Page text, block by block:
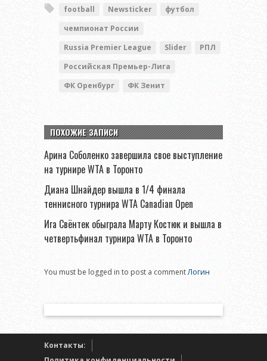
football Newsticker
футбол
чемпионат России
Russia Premier League
Slider
РПЛ
Российская Премьер-Лига
ФК Оренбург
ФК Зенит
ПОХОЖИЕ ЗАПИСИ
Арина Соболенко завершила свое выступление
на турнире WTA в Торонто
Диана Шнайдер вышла в 1/4 финала
теннисного турнира WTA Canadian Open
Ига Свёнтек обыграла Марту Костюк и вышла в
четвертьфинал турнира WTA в Торонто
You must be logged in to post a commentЛогин
Контакты: